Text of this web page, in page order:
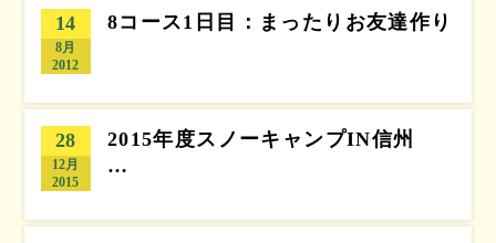
14
8月
2012
8コース1日目：まったりお友達作り
28
12月
2015
2015年度スノーキャンプIN信州
…